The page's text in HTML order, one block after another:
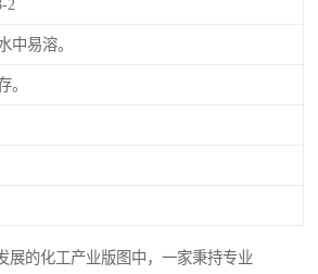
2
中易溶。
。
展的化工产业版图中，一家秉持专业